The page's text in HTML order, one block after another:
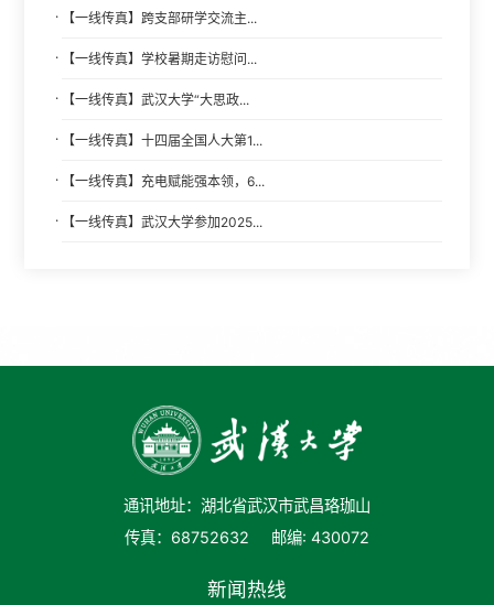
· 【一线传真】跨支部研学交流主...
· 【一线传真】学校暑期走访慰问...
· 【一线传真】武汉大学“大思政...
· 【一线传真】十四届全国人大第1...
· 【一线传真】充电赋能强本领，6...
· 【一线传真】武汉大学参加2025...
通讯地址：湖北省武汉市武昌珞珈山
传真：68752632
邮编: 430072
新闻热线